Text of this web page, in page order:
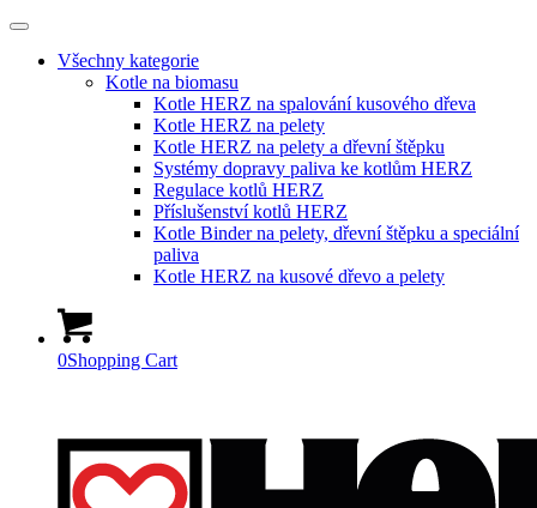
Všechny kategorie
Kotle na biomasu
Kotle HERZ na spalování kusového dřeva
Kotle HERZ na pelety
Kotle HERZ na pelety a dřevní štěpku
Systémy dopravy paliva ke kotlům HERZ
Regulace kotlů HERZ
Příslušenství kotlů HERZ
Kotle Binder na pelety, dřevní štěpku a speciální
paliva
Kotle HERZ na kusové dřevo a pelety
0Shopping Cart